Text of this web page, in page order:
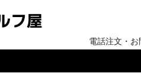
電話注文・